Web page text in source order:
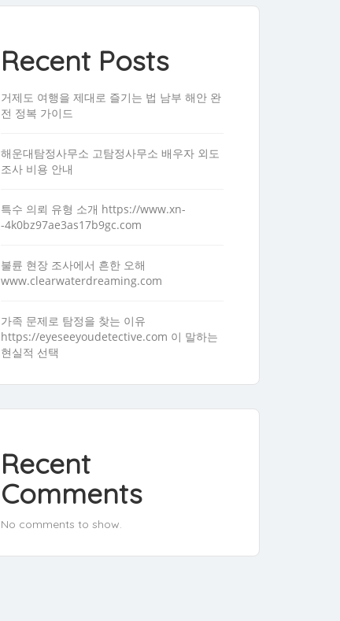
Recent Posts
거제도 여행을 제대로 즐기는 법 남부 해안 완
전 정복 가이드
해운대탐정사무소 고탐정사무소 배우자 외도
조사 비용 안내
특수 의뢰 유형 소개 https://www.xn-
-4k0bz97ae3as17b9gc.com
불륜 현장 조사에서 흔한 오해
www.clearwaterdreaming.com
가족 문제로 탐정을 찾는 이유
https://eyeseeyoudetective.com 이 말하는
현실적 선택
Recent
Comments
No comments to show.